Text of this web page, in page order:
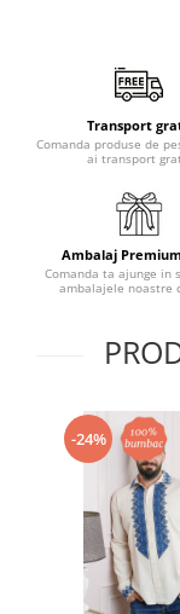
Transport
Comanda produse de
ai transport
Ambalaj
Comanda ta ajunge in
ambalajele noastre
-24%